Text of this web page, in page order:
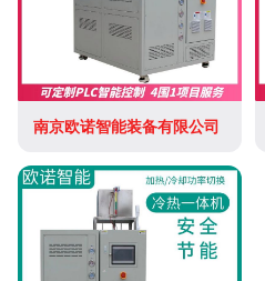
南京欧诺智能装备有限公司